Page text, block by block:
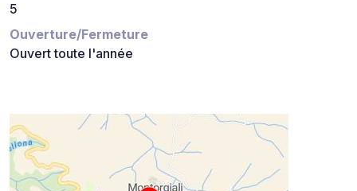
5
Ouverture/Fermeture
Ouvert toute l'année